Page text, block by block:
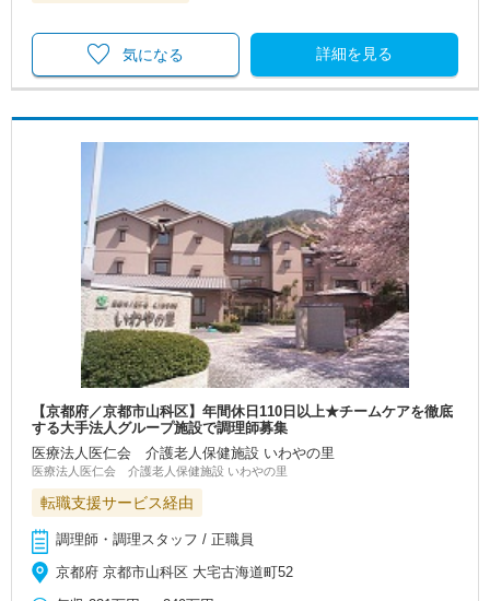
詳細を見る
気になる
【京都府／京都市山科区】年間休日110日以上★チームケアを徹底
する大手法人グループ施設で調理師募集
医療法人医仁会 介護老人保健施設 いわやの里
医療法人医仁会 介護老人保健施設 いわやの里
転職支援サービス経由
調理師・調理スタッフ / 正職員
京都府 京都市山科区 大宅古海道町52